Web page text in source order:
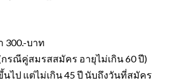
300.-บาท
กรณีคู่สมรสสมัคร อายุไม่เกิน 60 ปี)
นไป แต่ไม่เกิน 45 ปี นับถึงวันที่สมัคร